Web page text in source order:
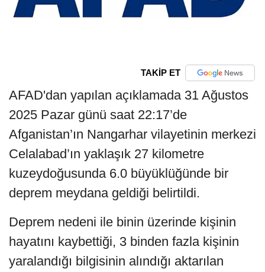
TAKİP ET
AFAD'dan yapılan açıklamada 31 Ağustos
2025 Pazar günü saat 22:17’de
Afganistan’ın Nangarhar vilayetinin merkezi
Celalabad’ın yaklaşık 27 kilometre
kuzeydoğusunda 6.0 büyüklüğünde bir
deprem meydana geldiği belirtildi.
Deprem nedeni ile binin üzerinde kişinin
hayatını kaybettiği, 3 binden fazla kişinin
yaralandığı bilgisinin alındığı aktarılan